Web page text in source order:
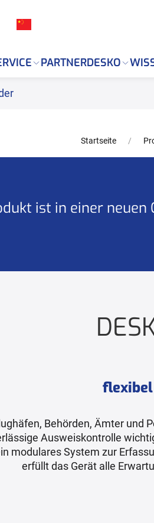
PARTNERDESKO
Startseite
ist in einer
flexibel
Behörden, Ämter und
Ausweiskontrolle
modulares System zur
erfüllt das Gerät alle